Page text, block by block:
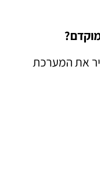
את המערכת